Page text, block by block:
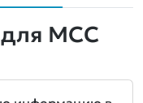
MCC